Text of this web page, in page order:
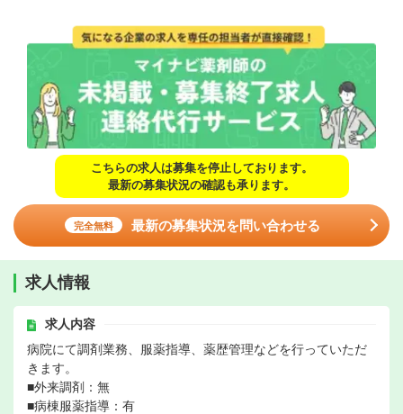
こちらの求人は募集を停止しております。
最新の募集状況の確認も承ります。
完全無料 最新の募集状況を問い合わせる
求人情報
求人内容
病院にて調剤業務、服薬指導、薬歴管理などを行っていただ
きます。
■外来調剤：無
■病棟服薬指導：有